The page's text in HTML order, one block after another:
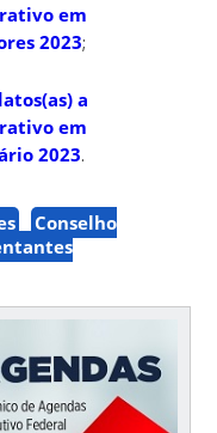
em
2023;
a
em
2023.
Conselho